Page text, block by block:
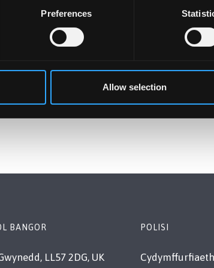
Preferences
Allow selection
Ysgrifenwyr mewn Arholiadau
Darllenwyr mewn Arholiadau
mewn Arholiadau
mewn Arholiadau
BANGOR
LL57 2DG, UK
POLISI